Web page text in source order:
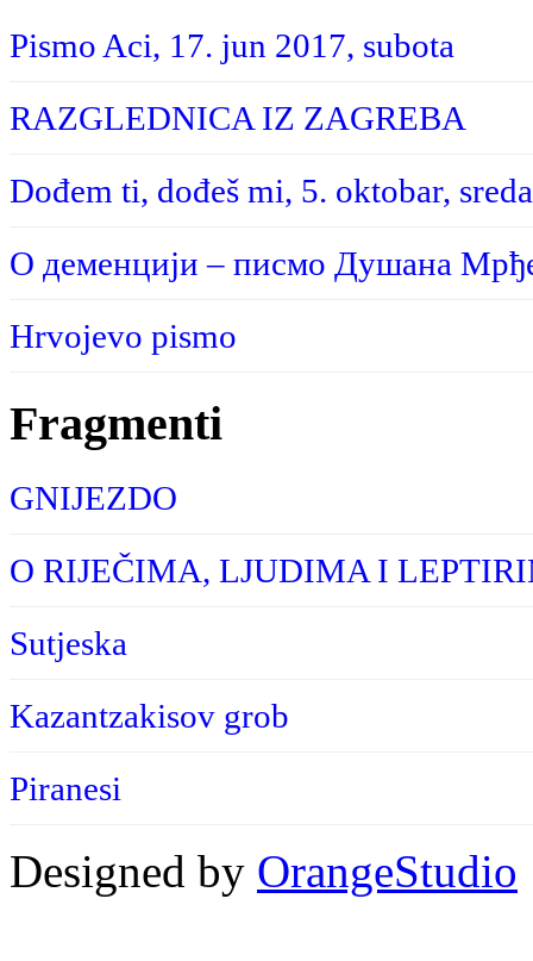
Pismo Aci, 17. jun 2017, subota
RAZGLEDNICA IZ ZAGREBA
Dođem ti, dođeš mi, 5. oktobar, sreda
О деменцији – писмо Душана
Hrvojevo pismo
Fragmenti
GNIJEZDO
O RIJEČIMA, LJUDIMA I
Sutjeska
Kazantzakisov grob
Piranesi
Designed by OrangeStudio